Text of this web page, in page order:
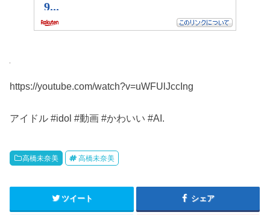
https://youtube.com/watch?v=uWFUlJccIng
アイドル #idol #動画 #かわいい #AI.
高橋未奈美 高橋未奈美
ツイート シェア